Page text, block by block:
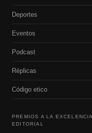
Deportes
Eventos
Podcast
Réplicas
Código etico
PREMIOS A LA
EDITORIAL